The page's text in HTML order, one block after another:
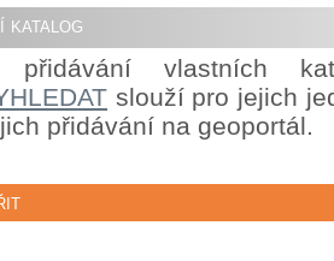
katalog
přidávání vlastních
slouží pro jejich
přidávání na geoportál.